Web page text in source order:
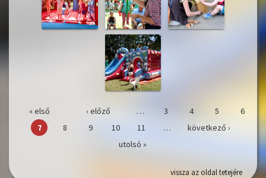
Oldalak
« első ‹ előző … 3 4 5
6
7
8 9 10 11 …
következő ›
utolsó »
vissza az oldal tetejére